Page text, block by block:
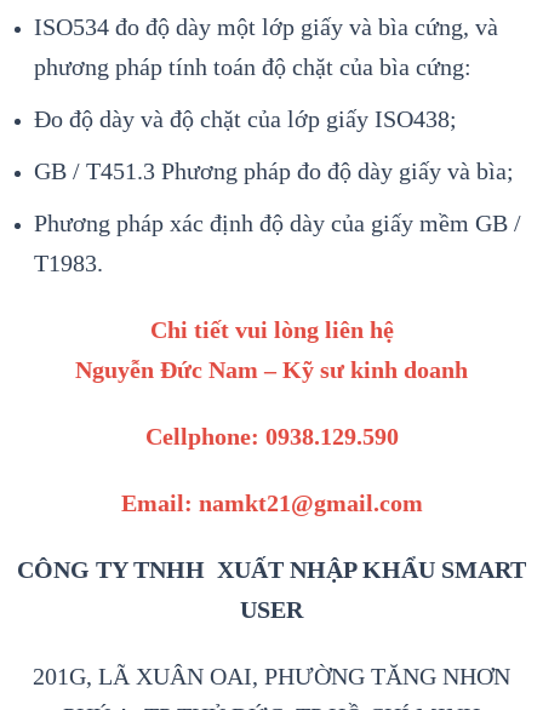
ISO534 đo độ dày một lớp giấy và bìa cứng, và
phương pháp tính toán độ chặt của bìa cứng:
Đo độ dày và độ chặt của lớp giấy ISO438;
GB / T451.3 Phương pháp đo độ dày giấy và bìa;
Phương pháp xác định độ dày của giấy mềm GB /
T1983.
Chi tiết vui lòng liên hệ
Nguyễn Đức Nam – Kỹ sư kinh doanh
Cellphone: 0938.129.590
Email: namkt21@gmail.com
CÔNG TY TNHH XUẤT NHẬP KHẨU SMART
USER
201G, LÃ XUÂN OAI, PHƯỜNG TĂNG NHƠN